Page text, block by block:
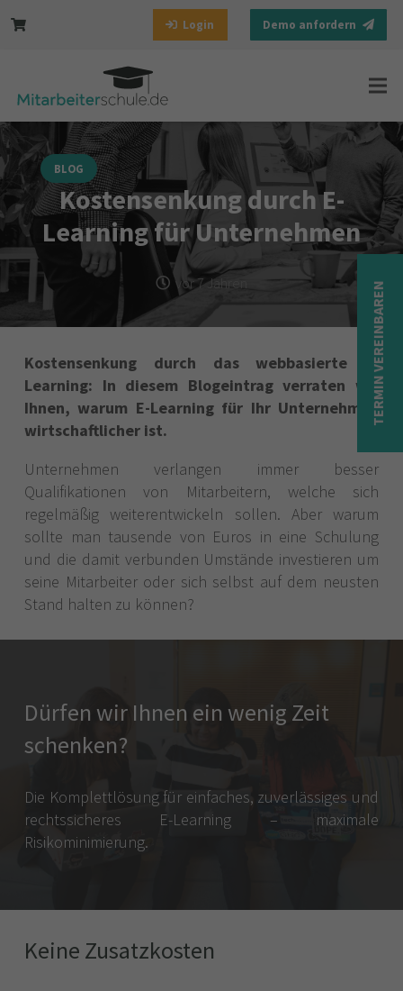
TERMIN VEREINBAREN
Login Demo anfordern
BLOG
Kostensenkung durch E-
Learning für Unternehmen
vor 7 Jahren
Kostensenkung durch das webbasierte E-
Learning: In diesem Blogeintrag verraten wir
Ihnen, warum E-Learning für Ihr Unternehmen
wirtschaftlicher ist.
Unternehmen verlangen immer besser
Qualifikationen von Mitarbeitern, welche sich
regelmäßig weiterentwickeln sollen. Aber warum
sollte man tausende von Euros in eine Schulung
und die damit verbunden Umstände investieren um
seine Mitarbeiter oder sich selbst auf dem neusten
Stand halten zu können?
Dürfen wir Ihnen ein wenig Zeit
schenken?
Die Komplettlösung für einfaches, zuverlässiges und
rechtssicheres E-Learning – maximale
Risikominimierung.
Keine Zusatzkosten